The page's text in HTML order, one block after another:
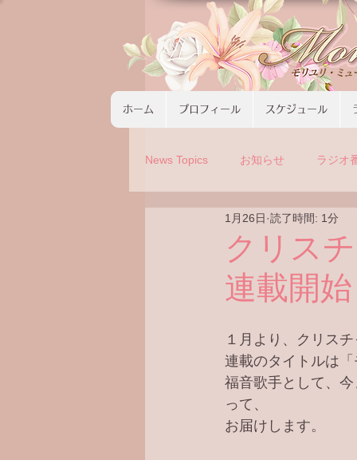
ホーム プロフィール スケジュール
News Topics お知らせ ラジオ
コンサート ツアーの募集
クリス
連載開
1月26日 読了時間: 1分
１月より、クリス
連載のタイトルは
福音歌手として、
って、
お届けします。